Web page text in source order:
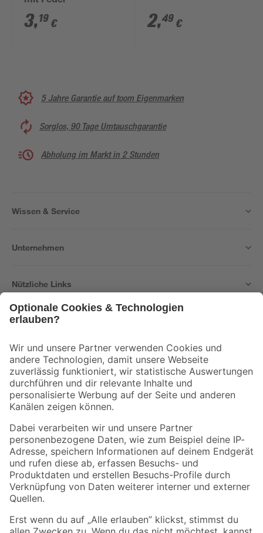
3,19 € 2,49 €
5 Jahre Garantie auf toom Eigenmarken
Sorglos, 90 Tage Umtauschgarantie
Abholung im Markt in 2 Stunden
Wissen & Service
Unternehmen
Nützliche Links
Der toom Newsletter: Keine Angebote und Aktionen mehr verpassen!
Zur Newsletter Anmeldung
Folge uns
Zahlungsarten Versandarten
Sicher einkaufen